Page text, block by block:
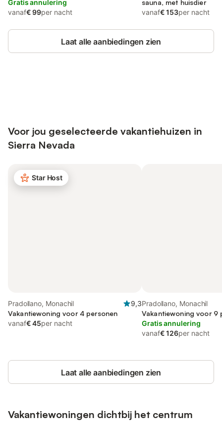
Gratis annulering
vanaf€ 99per nacht
sauna, met huisdier
vanaf€ 153per nacht
Laat alle aanbiedingen zien
Voor jou geselecteerde vakantiehuizen in
Sierra Nevada
Star Host
Pradollano, Monachil
9,3
Vakantiewoning voor 4 personen
vanaf€ 45per nacht
Pradollano, Monachil
Vakantiewoning voor 9
Gratis annulering
vanaf€ 126per nacht
Laat alle aanbiedingen zien
Vakantiewoningen dichtbij het centrum